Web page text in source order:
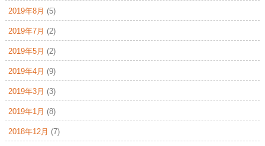
2019年8月 (5)
2019年7月 (2)
2019年5月 (2)
2019年4月 (9)
2019年3月 (3)
2019年1月 (8)
2018年12月 (7)